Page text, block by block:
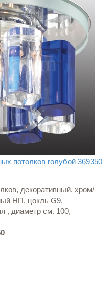
декоративный, хром/
НП, цокль G9,
, диаметр см. 100,